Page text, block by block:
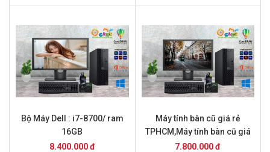
Bộ Máy Dell : i7-8700/ ram
16GB
8.400.000 đ
Máy tính bàn cũ giá rẻ
TPHCM,Máy tính bàn cũ giá
rẻ TPHCM,Máy tính bàn cũ
7.800.000 đ